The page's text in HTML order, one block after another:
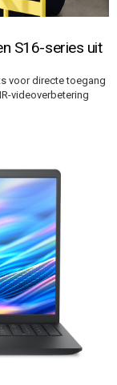
S16-series uit
voor directe toegang
videoverbetering